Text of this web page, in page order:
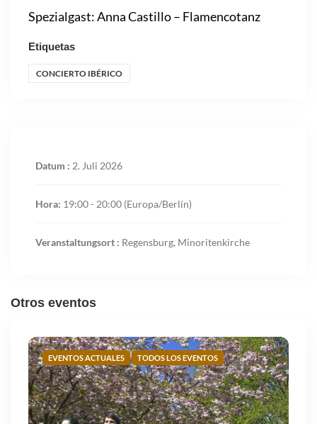
Spezialgast: Anna Castillo – Flamencotanz
Etiquetas
CONCIERTO IBÉRICO
Datum : 2. Juli 2026
Hora: 19:00 - 20:00 (Europa/Berlín)
Veranstaltungsort : Regensburg, Minoritenkirche
Otros eventos
EVENTOS ACTUALES TODOS LOS EVENTOS